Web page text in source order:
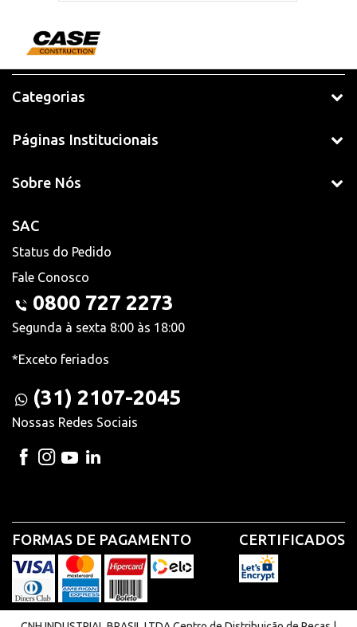
Categorias
Páginas Institucionais
Sobre Nós
SAC
Status do Pedido
Fale Conosco
0800 727 2273
Segunda à sexta 8:00 às 18:00
*Exceto feriados
(31) 2107-2045
Nossas Redes Sociais
FORMAS DE PAGAMENTO CERTIFICADOS